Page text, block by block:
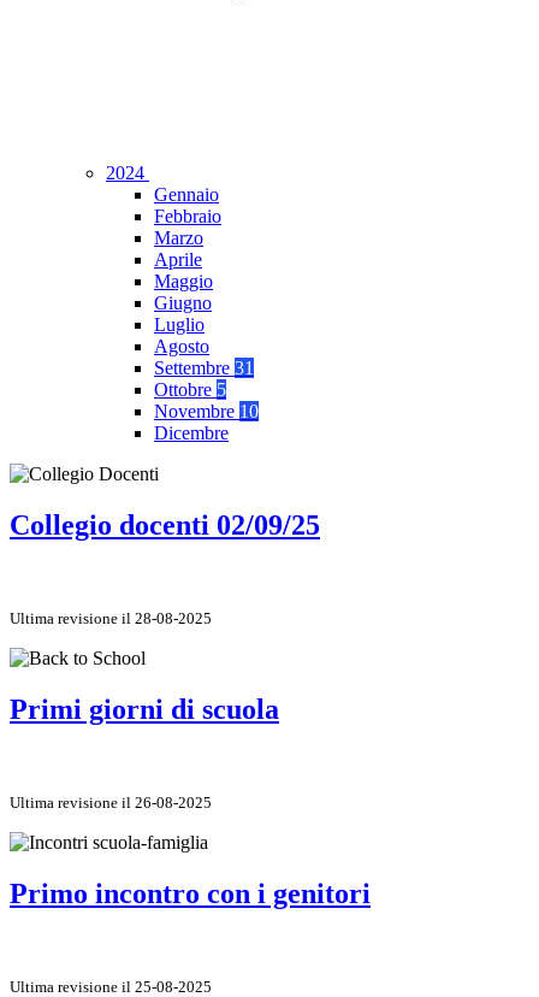
2024
Gennaio
Febbraio
Marzo
Aprile
Maggio
Giugno
Luglio
Agosto
Settembre 31
Ottobre 5
Novembre 10
Dicembre
Collegio docenti 02/09/25
Ultima revisione il 28-08-2025
Primi giorni di scuola
Ultima revisione il 26-08-2025
Primo incontro con i genitori
Ultima revisione il 25-08-2025